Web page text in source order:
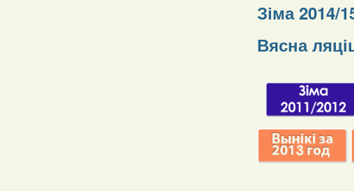
Зіма 2014/
Вясна